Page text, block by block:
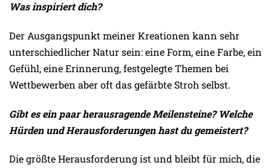
Was inspiriert dich?
Der Ausgangspunkt meiner Kreationen kann sehr
unterschiedlicher Natur sein: eine Form, eine Farbe, ein
Gefühl, eine Erinnerung, festgelegte Themen bei
Wettbewerben aber oft das gefärbte Stroh selbst.
Gibt es ein paar herausragende Meilensteine? Welche
Hürden und Herausforderungen hast du gemeistert?
Die größte Herausforderung ist und bleibt für mich, die